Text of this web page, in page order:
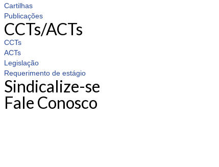
Cartilhas
Publicações
CCTs/ACTs
CCTs
ACTs
Legislação
Requerimento de estágio
Sindicalize-se
Fale Conosco